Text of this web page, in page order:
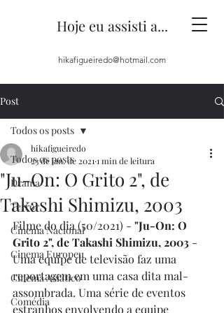
Hoje eu assisti a...
hikafigueiredo@hotmail.com
Post
Todos os posts
Drama
Terror
Cinema Nacional
Cinema Europeu
Cinema Asiático
Comédia
Todos os posts
"Ju-On: O Grito 2", de
Takashi Shimizu, 2003
hikafigueiredo
23 de jan. de 2021 1 min de leitura
Filme do dia (50/2021) - "Ju-On: O
Grito 2", de Takashi Shimizu, 2003 -
Uma equipe de televisão faz uma
reportagem em uma casa dita mal-
assombrada. Uma série de eventos
estranhos envolvendo a equipe